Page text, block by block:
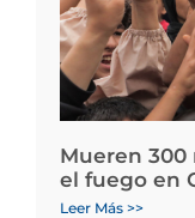
Mueren 300
el fuego en
Leer Más >>